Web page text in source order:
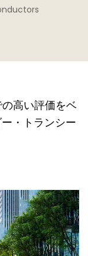
高い評価をベ
・トランシー